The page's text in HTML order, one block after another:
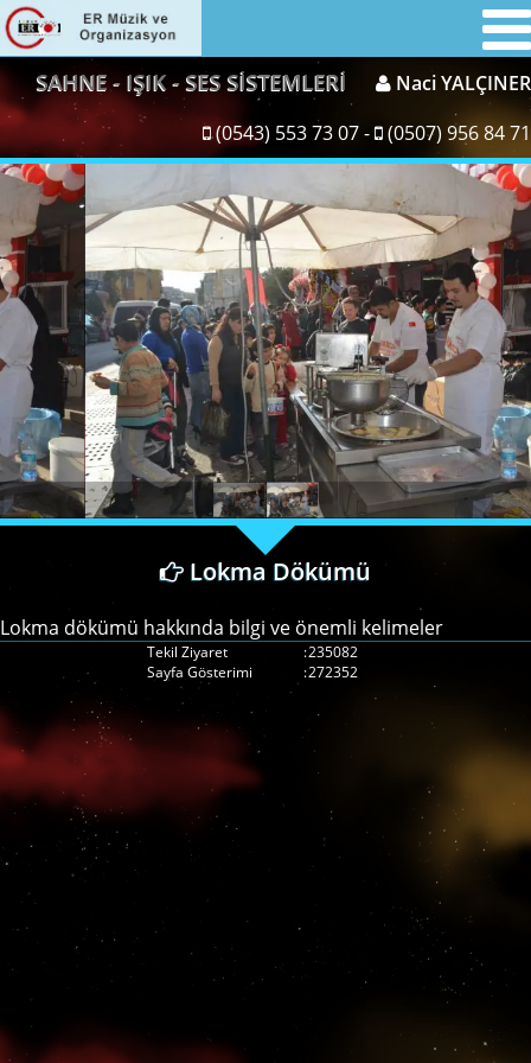
SAHNE - IŞIK - SES SİSTEMLERİ
Naci YALÇINER
(0543) 553 73 07 -
(0507) 956 84 71
Lokma Dökümü
Lokma dökümü hakkında bilgi ve önemli kelimeler
Tekil Ziyaret :235082
Sayfa Gösterimi
:272352